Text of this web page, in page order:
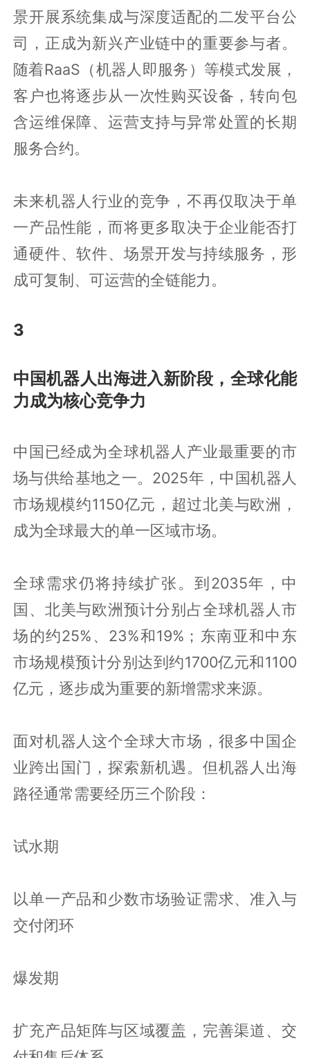
景开展系统集成与深度适配的二发平台公
司，正成为新兴产业链中的重要参与者。
随着RaaS（机器人即服务）等模式发展，
客户也将逐步从一次性购买设备，转向包
含运维保障、运营支持与异常处置的长期
服务合约。
未来机器人行业的竞争，不再仅取决于单
一产品性能，而将更多取决于企业能否打
通硬件、软件、场景开发与持续服务，形
成可复制、可运营的全链能力。
3
中国机器人出海进入新阶段，全球化能
力成为核心竞争力
中国已经成为全球机器人产业最重要的市
场与供给基地之一。2025年，中国机器人
市场规模约1150亿元，超过北美与欧洲，
成为全球最大的单一区域市场。
全球需求仍将持续扩张。到2035年，中
国、北美与欧洲预计分别占全球机器人市
场的约25%、23%和19%；东南亚和中东
市场规模预计分别达到约1700亿元和1100
亿元，逐步成为重要的新增需求来源。
面对机器人这个全球大市场，很多中国企
业跨出国门，探索新机遇。但机器人出海
路径通常需要经历三个阶段：
试水期
以单一产品和少数市场验证需求、准入与
交付闭环
爆发期
扩充产品矩阵与区域覆盖，完善渠道、交